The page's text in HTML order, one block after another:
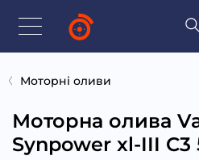
Моторні оливи
Моторна олива
Synpower xl-III C3